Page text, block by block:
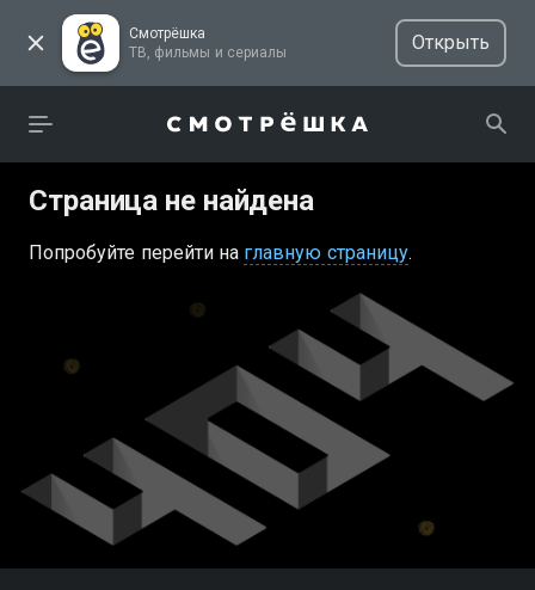
Смотрёшка
ТВ, фильмы и сериалы
Открыть
Страница не найдена
Попробуйте перейти на главную страницу.